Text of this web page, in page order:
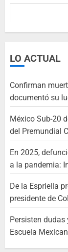
LO ACTUAL
Confirman
documentó su
México Sub-20
del Premundial
En 2025,
a la pandemia:
De la Espriella
presidente de
Persisten
Escuela